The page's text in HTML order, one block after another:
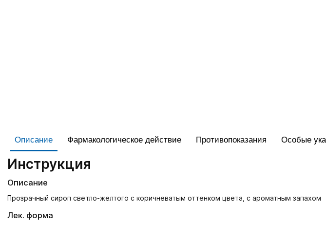
Описание Фармакологическое действие Противопоказания Особые
Инструкция
Описание
Прозрачный сироп светло-желтого с коричневатым оттенком цвета, с ароматным запахом
Лек. форма